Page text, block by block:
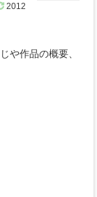
2012
や作品の概要、